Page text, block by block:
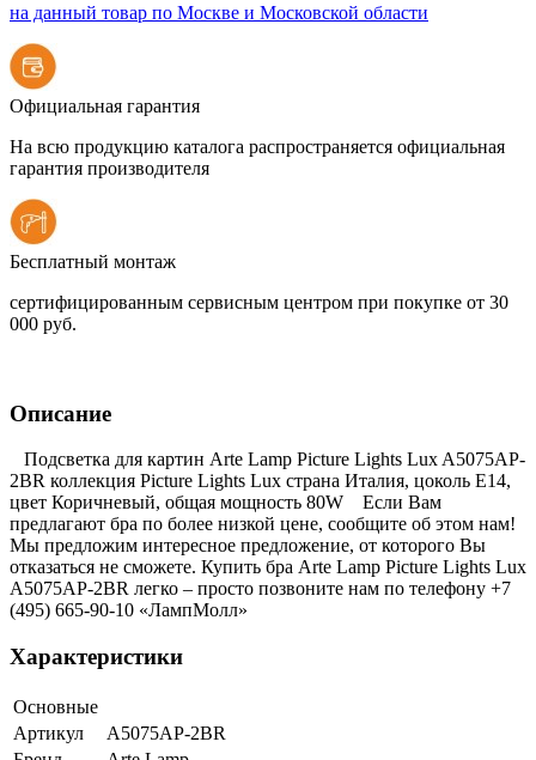
на данный товар по Москве и Московской области
Официальная гарантия
На всю продукцию каталога распространяется официальная
гарантия производителя
Бесплатный монтаж
сертифицированным сервисным центром при покупке от 30
000 руб.
Описание
Подсветка для картин Arte Lamp Picture Lights Lux A5075AP-
2BR коллекция Picture Lights Lux страна Италия, цоколь E14,
цвет Коричневый, общая мощность 80W Если Вам
предлагают бра по более низкой цене, сообщите об этом нам!
Мы предложим интересное предложение, от которого Вы
отказаться не сможете. Купить бра Arte Lamp Picture Lights Lux
A5075AP-2BR легко – просто позвоните нам по телефону +7
(495) 665-90-10 «ЛампМолл»
Характеристики
Основные
Артикул
A5075AP-2BR